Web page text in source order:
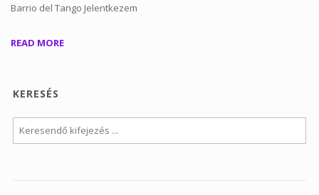
Barrio del Tango Jelentkezem
READ MORE
KERESÉS